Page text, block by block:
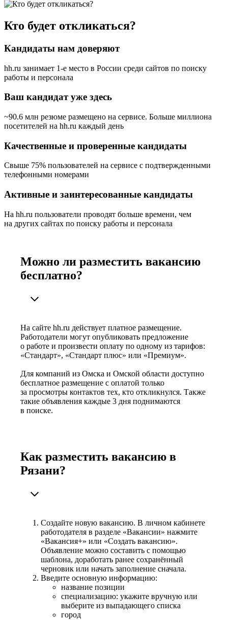
Кто будет откликаться?
Кандидаты нам доверяют
hh.ru занимает 1-е место в России среди сайтов по поиску
работы и персонала
Ваш кандидат уже здесь
~90.6 млн резюме размещено на сервисе. Больше миллиона
посетителей на hh.ru каждый день
Качественные и проверенные кандидаты
Свыше 75% пользователей на сервисе с подтвержденными
телефонными номерами
Активные и заинтересованные кандидаты
На hh.ru пользователи проводят больше времени, чем
на других сайтах по поиску работы и персонала
Можно ли разместить вакансию
бесплатно?
На сайте hh.ru действует платное размещение.
Работодатели могут опубликовать предложение
о работе и произвести оплату по одному из тарифов:
«Стандарт», «Стандарт плюс» или «Премиум».
Для компаний из Омска и Омской области доступно
бесплатное размещение с оплатой только
за просмотры контактов тех, кто откликнулся. Также
такие объявления каждые 3 дня поднимаются
в поиске.
Как разместить вакансию в
Рязани?
Создайте новую вакансию. В личном кабинете
работодателя в разделе «Вакансии» нажмите
«Вакансия+» или «Создать вакансию».
Объявление можно составить с помощью
шаблона, доработать ранее сохранённый
черновик или начать заполнение сначала.
Введите основную информацию:
название позиции
специализацию: укажите вручную или
выберите из выпадающего списка
город